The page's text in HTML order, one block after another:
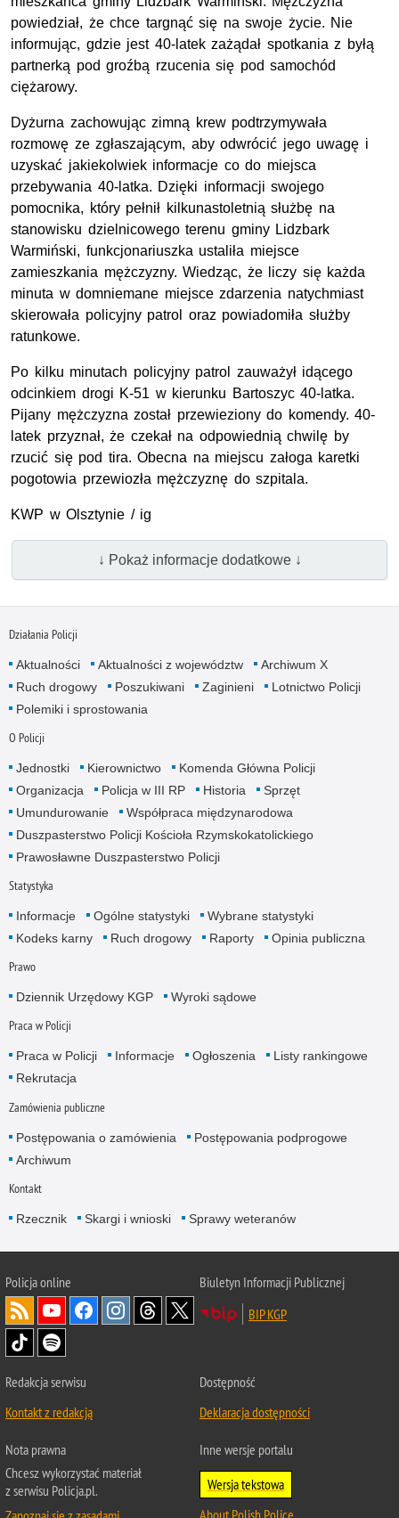
powiedział, że chce targnąć się na swoje życie. Nie
informując, gdzie jest 40-latek zażądał spotkania z byłą
partnerką pod groźbą rzucenia się pod samochód
ciężarowy.
Dyżurna zachowując zimną krew podtrzymywała
rozmowę ze zgłaszającym, aby odwrócić jego uwagę i
uzyskać jakiekolwiek informacje co do miejsca
przebywania 40-latka. Dzięki informacji swojego
pomocnika, który pełnił kilkunastoletnią służbę na
stanowisku dzielnicowego terenu gminy Lidzbark
Warmiński, funkcjonariuszka ustaliła miejsce
zamieszkania mężczyzny. Wiedząc, że liczy się każda
minuta w domniemane miejsce zdarzenia natychmiast
skierowała policyjny patrol oraz powiadomiła służby
ratunkowe.
Po kilku minutach policyjny patrol zauważył idącego
odcinkiem drogi K-51 w kierunku Bartoszyc 40-latka.
Pijany mężczyzna został przewieziony do komendy. 40-
latek przyznał, że czekał na odpowiednią chwilę by
rzucić się pod tira. Obecna na miejscu załoga karetki
pogotowia przewiozła mężczyznę do szpitala.
KWP w Olsztynie / ig
↓ Pokaż informacje dodatkowe ↓
Działania Policji
Aktualności Aktualności z województw
Archiwum X
Ruch drogowy
Poszukiwani Zaginieni
Lotnictwo Policji
Polemiki i sprostowania
O Policji
Jednostki Kierownictwo
Komenda Główna Policji
Organizacja
Policja w III RP Historia
Sprzęt
Umundurowanie
Współpraca międzynarodowa
Duszpasterstwo Policji Kościoła Rzymskokatolickiego
Prawosławne Duszpasterstwo Policji
Statystyka
Informacje Ogólne statystyki
Wybrane statystyki
Kodeks karny
Ruch drogowy Raporty Opinia publiczna
Prawo
Dziennik Urzędowy KGP Wyroki sądowe
Praca w Policji
Praca w Policji Informacje Ogłoszenia
Listy rankingowe
Rekrutacja
Zamówienia publiczne
Postępowania o zamówienia
Postępowania podprogowe
Archiwum
Kontakt
Rzecznik Skargi i wnioski Sprawy weteranów
Policjaonline
Biuletyn Informacji Publicznej
BIP KGP
Redakcja serwisu
Kontakt z redakcją
Dostępność
Deklaracja dostępności
Nota prawna
Chcesz wykorzystać materiał
z serwisu Policja.pl.
Inne wersje portalu
Wersja tekstowa